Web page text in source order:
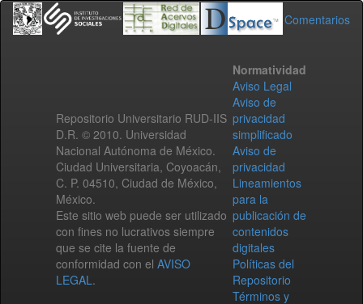
Comentarios
Repositorio Universitario RUD-IIS
D.R. © 2010. Universidad
Nacional Autónoma de México.
Ciudad Universitaria, Coyoacán,
C. P. 04510, Ciudad de México,
México.
Este sitio web puede ser utilizado
con fines no lucrativos siempre
que se cite la fuente de
conformidad con el AVISO
LEGAL.
Normatividad
Aviso Legal
Aviso de
privacidad
simplificado
Aviso de
privacidad
Lineamientos
para la
publicación de
contenidos
digitales
Políticas del
Repositorio
Términos y